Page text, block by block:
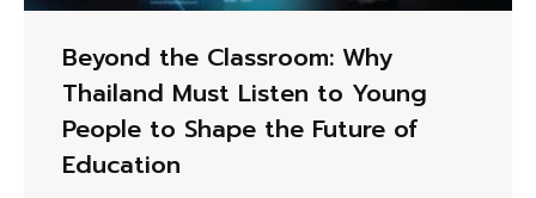
Beyond the Classroom: Why
Thailand Must Listen to Young
People to Shape the Future of
Education